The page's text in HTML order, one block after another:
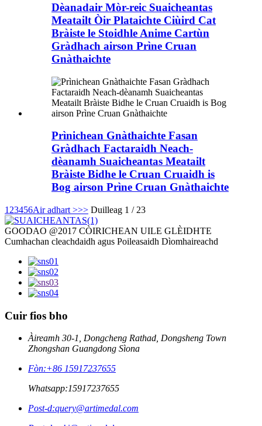
Dèanadair Mòr-reic Suaicheantas
Meatailt Òir Plataichte Ciùird Cat
Bràiste le Stoidhle Anime Cartùn
Gràdhach airson Prìne Cruan
Gnàthaichte
Prìnichean Gnàthaichte Fasan
Gràdhach Factaraidh Neach-
dèanamh Suaicheantas Meatailt
Bràiste Bidhe le Cruan Cruaidh is
Bog airson Prìne Cruan Gnàthaichte
1 23456Air adhart >>> Duilleag 1 / 23
GOODAO @2017 CÒIRICHEAN UILE GLÈIDHTE
Cumhachan cleachdaidh agus Poileasaidh Dìomhaireachd
Cuir fios bho
Àireamh 30-1, Dongcheng Rathad, Dongsheng Town
Zhongshan Guangdong Sìona
Fòn:+86 15917237655
Whatsapp:15917237655
Post-d:query@artimedal.com